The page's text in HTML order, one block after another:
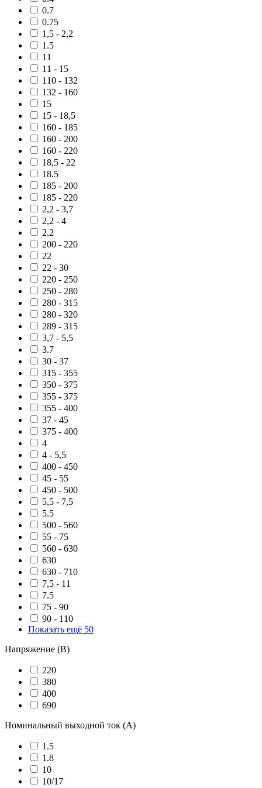
0.7
0.75
1,5 - 2,2
1.5
11
11 - 15
110 - 132
132 - 160
15
15 - 18,5
160 - 185
160 - 200
160 - 220
18,5 - 22
18.5
185 - 200
185 - 220
2,2 - 3,7
2,2 - 4
2.2
200 - 220
22
22 - 30
220 - 250
250 - 280
280 - 315
280 - 320
289 - 315
3,7 - 5,5
3.7
30 - 37
315 - 355
350 - 375
355 - 375
355 - 400
37 - 45
375 - 400
4
4 - 5,5
400 - 450
45 - 55
450 - 500
5,5 - 7,5
5.5
500 - 560
55 - 75
560 - 630
630
630 - 710
7,5 - 11
7.5
75 - 90
90 - 110
Показать ещё 50
Напряжение (В)
220
380
400
690
Номинальный выходной ток (А)
1.5
1.8
10
10/17